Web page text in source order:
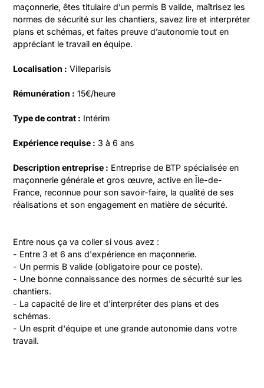
maçonnerie, êtes titulaire d’un permis B valide, maîtrisez les
normes de sécurité sur les chantiers, savez lire et interpréter
plans et schémas, et faites preuve d’autonomie tout en
appréciant le travail en équipe.
Localisation : Villeparisis
Rémunération : 15€/heure
Type de contrat : Intérim
Expérience requise : 3 à 6 ans
Description entreprise : Entreprise de BTP spécialisée en
maçonnerie générale et gros œuvre, active en Île-de-
France, reconnue pour son savoir-faire, la qualité de ses
réalisations et son engagement en matière de sécurité.
Entre nous ça va coller si vous avez :
- Entre 3 et 6 ans d'expérience en maçonnerie.
- Un permis B valide (obligatoire pour ce poste).
- Une bonne connaissance des normes de sécurité sur les
chantiers.
- La capacité de lire et d'interpréter des plans et des
schémas.
- Un esprit d'équipe et une grande autonomie dans votre